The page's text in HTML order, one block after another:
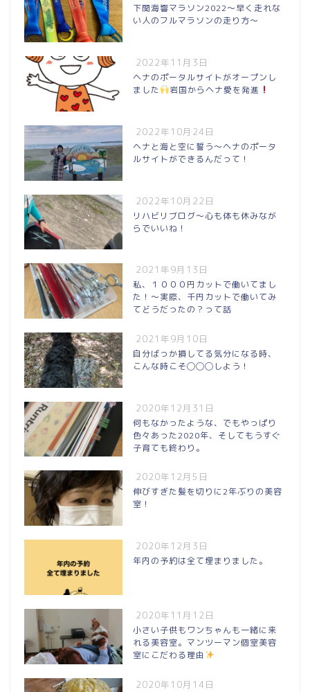
下関海響マラソン2022〜早く走れな
い人のフルマラソンの走り方〜
2022年11月3日
ヘナのポータルサイトがオープンし
ました
岩国からヘナ愛を発進
2022年10月24日
ヘナと海と空に誓う〜ヘナのポータ
ルサイトができるんだって！
2022年10月22日
リハビリブログ〜心も体も休みなが
らでいいね！
2021年9月13日
私、１０００円カットで働いてまし
た！〜実際、千円カットで働いてみ
てどうだったの？って話
2021年9月10日
自分ばっか損してる気分になる時、
こんな時こそ◯◯◯しよう！
2020年12月31日
何もなかったような、でもやっぱり
色々あった2020年、そしてもうすぐ
子育ても終わり。
2020年12月5日
伸びすぎた髪を切りに2年ぶりの美容
室！
2020年12月3日
年内の予約は全て埋まりました。
2020年11月12日
小さい子供もワンちゃんも一緒に来
れる美容室。マンツーマン個室美容
室にこだわる理由
2020年10月14日